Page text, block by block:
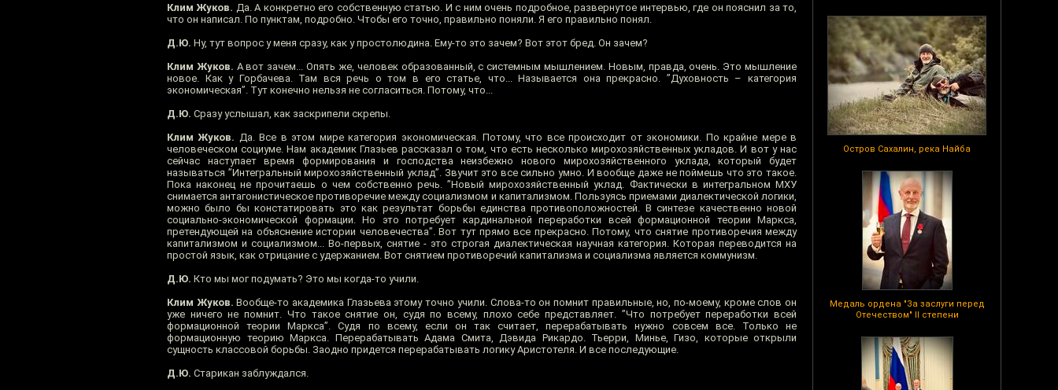
Остров Сахалин, река Найба
Медаль ордена "За заслуги перед
Отечеством" II степени
Клим Жуков. Да. А конкретно его собственную статью. И с ним очень подробное, развернутое интервью, где он пояснил за то,
что он написал. По пунктам, подробно. Чтобы его точно, правильно поняли. Я его правильно понял.
Д.Ю. Ну, тут вопрос у меня сразу, как у простолюдина. Ему-то это зачем? Вот этот бред. Он зачем?
Клим Жуков. А вот зачем... Опять же, человек образованный, с системным мышлением. Новым, правда, очень. Это мышление
новое. Как у Горбачева. Там вся речь о том в его статье, что... Называется она прекрасно. ”Духовность – категория
экономическая”. Тут конечно нельзя не согласиться. Потому, что...
Д.Ю. Сразу услышал, как заскрипели скрепы.
Клим Жуков. Да. Все в этом мире категория экономическая. Потому, что все происходит от экономики. По крайне мере в
человеческом социуме. Нам академик Глазьев рассказал о том, что есть несколько мирохозяйственных укладов. И вот у нас
сейчас наступает время формирования и господства неизбежно нового мирохозяйственного уклада, который будет
называться ”Интегральный мирохозяйственный уклад”. Звучит это все сильно умно. И вообще даже не поймешь что это такое.
Пока наконец не прочитаешь о чем собственно речь. ”Новый мирохозяйственный уклад. Фактически в интегральном МХУ
снимается антагонистическое противоречие между социализмом и капитализмом. Пользуясь приемами диалектической логики,
можно было бы констатировать это как результат борьбы единства противоположностей. В синтезе качественно новой
социально-экономической формации. Но это потребует кардинальной переработки всей формационной теории Маркса,
претендующей на объяснение истории человечества”. Вот тут прямо все прекрасно. Потому, что снятие противоречия между
капитализмом и социализмом... Во-первых, снятие - это строгая диалектическая научная категория. Которая переводится на
простой язык, как отрицание с удержанием. Вот снятием противоречий капитализма и социализма является коммунизм.
Д.Ю. Кто мы мог подумать? Это мы когда-то учили.
Клим Жуков. Вообще-то академика Глазьева этому точно учили. Слова-то он помнит правильные, но, по-моему, кроме слов он
уже ничего не помнит. Что такое снятие он, судя по всему, плохо себе представляет. ”Что потребует переработки всей
формационной теории Маркса”. Судя по всему, если он так считает, перерабатывать нужно совсем все. Только не
формационную теорию Маркса. Перерабатывать Адама Смита, Дэвида Рикардо. Тьерри, Минье, Гизо, которые открыли
сущность классовой борьбы. Заодно придется перерабатывать логику Аристотеля. И все последующие.
Д.Ю. Старикан заблуждался.